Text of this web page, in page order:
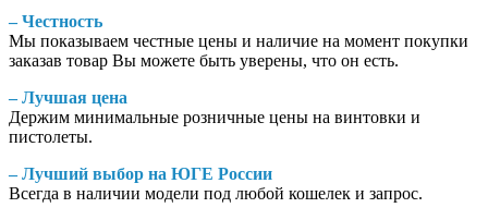
– Честность
Мы показываем честные цены и наличие на момент покупки
заказав товар Вы можете быть уверены, что он есть.
– Лучшая цена
Держим минимальные розничные цены на винтовки и
пистолеты.
– Лучший выбор на ЮГЕ России
Всегда в наличии модели под любой кошелек и запрос.